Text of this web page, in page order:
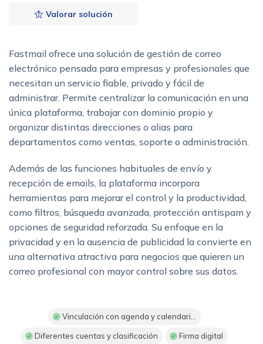
Valorar solución
Fastmail ofrece una solución de gestión de correo
electrónico pensada para empresas y profesionales que
necesitan un servicio fiable, privado y fácil de
administrar. Permite centralizar la comunicación en una
única plataforma, trabajar con dominio propio y
organizar distintas direcciones o alias para
departamentos como ventas, soporte o administración.
Además de las funciones habituales de envío y
recepción de emails, la plataforma incorpora
herramientas para mejorar el control y la productividad,
como filtros, búsqueda avanzada, protección antispam y
opciones de seguridad reforzada. Su enfoque en la
privacidad y en la ausencia de publicidad la convierte en
una alternativa atractiva para negocios que quieren un
correo profesional con mayor control sobre sus datos.
Vinculación con agenda y calendari...
Diferentes cuentas y clasificación Firma digital